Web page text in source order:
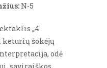
N-5
„4
šokėjų
odė
saviraiškos